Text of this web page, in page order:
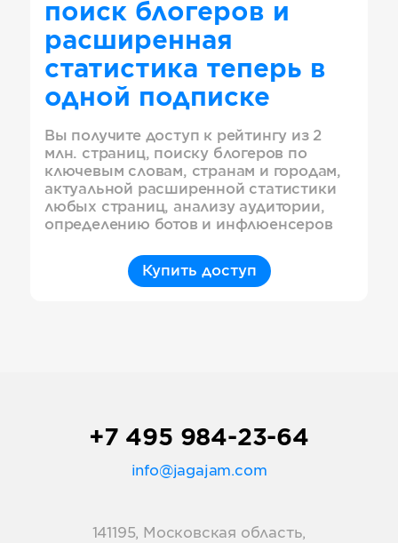
поиск блогеров и
расширенная
статистика теперь в
одной подписке
Вы получите доступ к рейтингу из 2
млн. страниц, поиску блогеров по
ключевым словам, странам и городам,
актуальной расширенной статистики
любых страниц, анализу аудитории,
определению ботов и инфлюенсеров
Купить доступ
+7 495 984-23-64
info@jagajam.com
141195, Московская область,